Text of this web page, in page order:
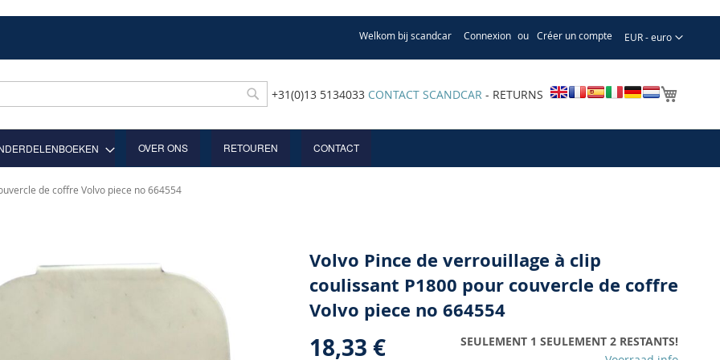
Devise
EUR - euro
Welkom bij scandcar Connexion Créer un compte
+31(0)13 5134033 CONTACT SCANDCAR - RETURNS
OVER ONS RETOUREN CONTACT
de coffre Volvo piece no 664554
Volvo Pince de verrouillage à clip
coulissant P1800 pour couvercle de coffre
Volvo piece no 664554
18,33 €
SEULEMENT 1 SEULEMENT 2 RESTANTS!